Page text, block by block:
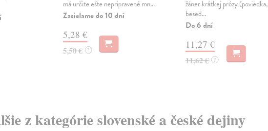
má určite ešte nepripravené mn...
Zasielame do 10 dní
5,28 €
5,50 € ?
žáner krátkej prózy (poviedka,
besed...
Do 6 dní
11,27 €
11,62 € ?
z kategórie slovenské a české dejiny